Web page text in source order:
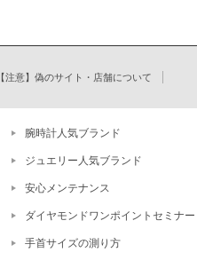
【注意】偽のサイト・店舗について
腕時計人気ブランド
ジュエリー人気ブランド
安心メンテナンス
ダイヤモンドワンポイントセミナー
手首サイズの測り方